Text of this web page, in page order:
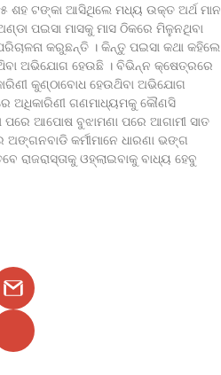
ଶହ ଟଙ୍କା ଆସିଥିଲେ ମଧ୍ୟ ଉକ୍ତ ଅର୍ଥ ମାନ
ପଇସା ମାସକୁ ମାସ ଠିକରେ ମିଳୁନଥିବା
କରୁଛନ୍ତି । କିନ୍ତୁ ପଇସା କଥା କହିଲେ
ଅଭିଯୋଗ ହେଉଛି । ବିଭିନ୍ନ କ୍ଷେତ୍ରରେ
କୁଣ୍ଠାବୋଧ ହେଉଥ‌ିବା ଅଭିଯୋଗ
ଅଧିକାରିଣୀ ଗଣମାଧ୍ୟମକୁ କୌଣସି
ଆପୋଷ ବୁଝାମଣା ପରେ ଆଗାମୀ ସାତ
କର୍ମୀମାନେ ଧାରଣା ଭଙ୍ଗ
ଓହ୍ଲାଇବାକୁ ବାଧ୍ୟ ହେବୁ